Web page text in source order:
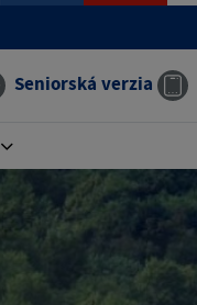
Seniorská verzia